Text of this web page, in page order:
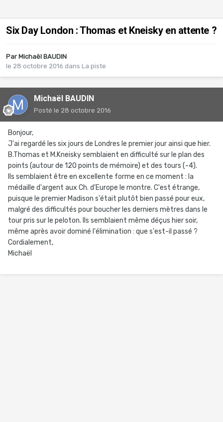
Six Day London : Thomas et Kneisky en attente ?
Par Michaël BAUDIN
le 28 octobre 2016 dans La piste
Michaël BAUDIN
Posté le 28 octobre 2016
Bonjour,
J'ai regardé les six jours de Londres le premier jour ainsi que hier.
B.Thomas et M.Kneisky semblaient en difficulté sur le plan des
points (autour de 120 points de mémoire) et des tours (-4).
Ils semblaient être en excellente forme en ce moment : la
médaille d'argent aux Ch. d'Europe le montre. C'est étrange,
puisque le premier Madison s'était plutôt bien passé pour eux,
malgré des difficultés pour boucher les derniers mètres dans le
tour pris sur le peloton. Ils semblaient même déçus hier soir,
même après avoir dominé l'élimination : que s'est-il passé ?
Cordialement,
Michaël